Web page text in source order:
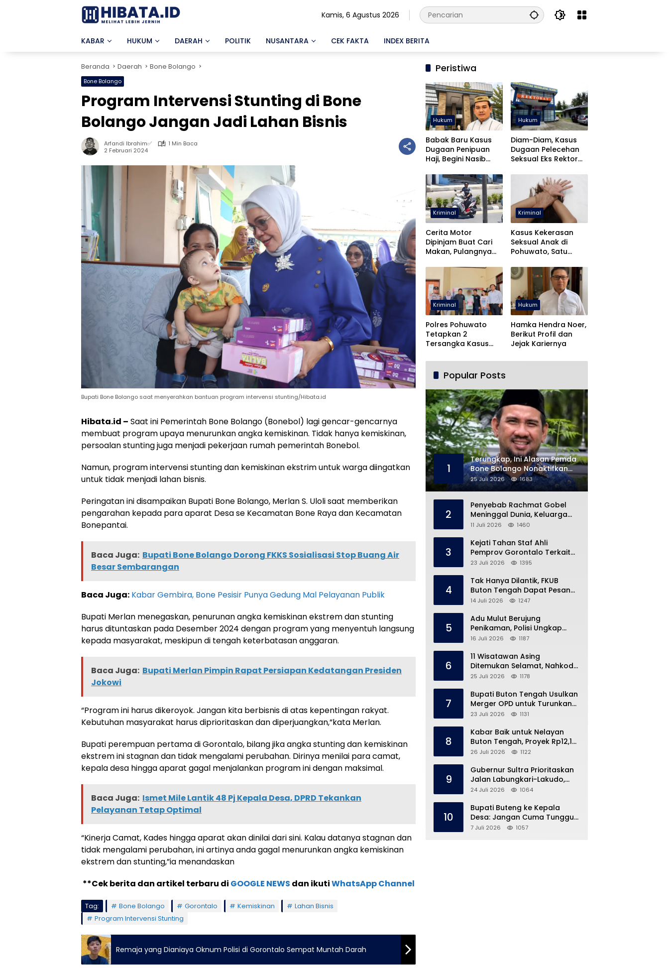
Kamis, 6 Agustus 2026
KABAR HUKUM DAERAH POLITIK NUSANTARA CEK FAKTA INDEX BERITA
Beranda Daerah Bone Bolango
Bone Bolango
Program Intervensi Stunting di Bone
Bolango Jangan Jadi Lahan Bisnis
Arfandi Ibrahim✅
1 Min Baca
2 Februari 2024
Bupati Bone Bolango saat menyerahkan bantuan program intervensi stunting/Hibata.id
Hibata.id – Saat ini Pemerintah Bone Bolango (Bonebol) lagi gencar-gencarnya
membuat program upaya menurunkan angka kemiskinan. Tidak hanya kemiskinan,
persoalan stunting juga menjadi pekerjaan rumah pemerintah Bonebol.
Namun, program intervensi stunting dan kemiskinan ekstrim untuk warga diingatkan
untuk tidak menjadi lahan bisnis.
Peringatan ini disampaikan Bupati Bone Bolango, Merlan S. Uloli saat memberikan
pengarahan kepada para aparat Desa se Kecamatan Bone Raya dan Kecamatan
Bonepantai.
Baca Juga: Bupati Bone Bolango Dorong FKKS Sosialisasi Stop Buang Air
Besar Sembarangan
Baca Juga: Kabar Gembira, Bone Pesisir Punya Gedung Mal Pelayanan Publik
Bupati Merlan menegaskan, penurunan angka kemiskinan ekstrem dan stunting
harus dituntaskan pada Desember 2024 dengan program yang menyentuh langsung
kepada masyarakat, meskipun di tengah keterbatasan anggaran.
Baca Juga: Bupati Merlan Pimpin Rapat Persiapan Kedatangan Presiden
Jokowi
“Program ini harus dikeroyok. Jangan kita berbisnis di atas kepentingan rakyat.
Kebutuhan masyarakat harus diprioritaskan dan diperjuangkan,”kata Merlan.
Bupati perempuan pertama di Gorontalo, bilang jika angka stunting dan kemiskinan
ekstrem ini stagnan dan tidak mengalami perubahan. Dirinya menilai para camat,
kepala desa hingga aparat gagal menjalankan program ini dengan maksimal.
Baca Juga: Ismet Mile Lantik 48 Pj Kepala Desa, DPRD Tekankan
Pelayanan Tetap Optimal
“Kinerja Camat, Kades hingga aparat akan dinilai dari sini. Kalau datanya stagnan dan
tidak mengalami perubahan, ini artinya anda gagal menurunkan angka kemiskinan
ekstrem dan stunting,”ia menandaskan
**Cek berita dan artikel terbaru di GOOGLE NEWS dan ikutiWhatsApp Channel
Tag: Bone Bolango Gorontalo Kemiskinan
Lahan Bisnis
Program Intervensi Stunting
Remaja yang Dianiaya Oknum Polisi di Gorontalo Sempat Muntah Darah
Peristiwa
Hukum
Babak Baru Kasus
Dugaan Penipuan
Haji, Begini Nasib
Hukum
Diam-Diam, Kasus
Dugaan Pelecehan
Seksual Eks Rektor
Kriminal
Cerita Motor
Dipinjam Buat Cari
Makan, Pulangnya
Pohuwato
Kriminal
Kasus Kekerasan
Seksual Anak di
Pohuwato, Satu
Kriminal
Polres Pohuwato
Tetapkan 2
Tersangka Kasus
dan Pencabulan
Hukum
Hamka Hendra Noer,
Berikut Profil dan
Jejak Kariernya
Popular Posts
1
Terungkap, Ini Alasan Pemda
Bone Bolango Nonaktifkan
Kades Toto Utara
25 Juli 2026 1683
2
Penyebab Rachmat Gobel
Meninggal Dunia, Keluarga
Ungkap Kondisi Terakhir
11 Juli 2026 1460
3
Kejati Tahan Staf Ahli
Pemprov Gorontalo Terkait
Dugaan Korupsi Rp5 Miliar
23 Juli 2026 1395
4
Tak Hanya Dilantik, FKUB
Buton Tengah Dapat Pesan
Khusus dari Bupati Azhari
14 Juli 2026 1247
5
Adu Mulut Berujung
Penikaman, Polisi Ungkap
Kronologi di Pasar Marisa
16 Juli 2026 1187
6
11 Wisatawan Asing
Ditemukan Selamat, Nahkoda
Speedboat Masih Hilang
25 Juli 2026 1178
7
Bupati Buton Tengah Usulkan
Merger OPD untuk Turunkan
Belanja Pegawai APBD
23 Juli 2026 1131
8
Kabar Baik untuk Nelayan
Buton Tengah, Proyek Rp12,1
Miliar Akhirnya Dimulai
26 Juli 2026 1122
9
Gubernur Sultra Prioritaskan
Jalan Labungkari-Lakudo,
Buteng Kebagian 1,7 Km
24 Juli 2026 1064
10
Bupati Buteng ke Kepala
Desa: Jangan Cuma Tunggu
Dana Desa, ‘Jemput Bola’
7 Juli 2026 1057